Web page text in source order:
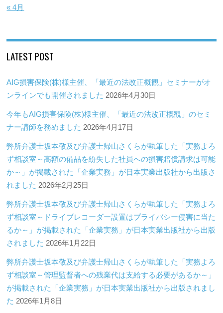
« 4月
LATEST POST
AIG損害保険(株)様主催、「最近の法改正概観」セミナーがオ
ンラインでも開催されました 2026年4月30日
今年もAIG損害保険(株)様主催、「最近の法改正概観」のセミ
ナー講師を務めました 2026年4月17日
弊所弁護士坂本敬及び弁護士帰山さくらが執筆した「実務よろ
ず相談室～高額の備品を紛失した社員への損害賠償請求は可能
か～」が掲載された「企業実務」が日本実業出版社から出版さ
れました 2026年2月25日
弊所弁護士坂本敬及び弁護士帰山さくらが執筆した「実務よろ
ず相談室～ドライブレコーダー設置はプライバシー侵害に当た
るか～」が掲載された「企業実務」が日本実業出版社から出版
されました 2026年1月22日
弊所弁護士坂本敬及び弁護士帰山さくらが執筆した「実務よろ
ず相談室～管理監督者への残業代は支給する必要があるか～」
が掲載された「企業実務」が日本実業出版社から出版されまし
た 2026年1月8日